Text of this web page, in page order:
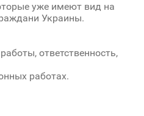
уже имеют вид на
Украины.
ответственность,
работах.